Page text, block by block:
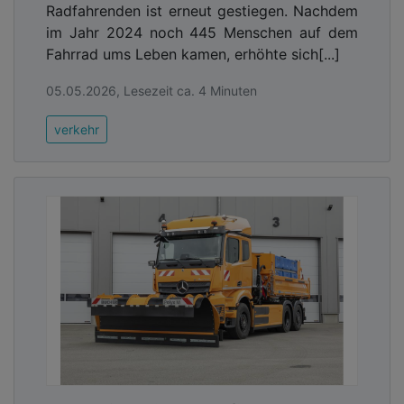
Kommunalwirtschaft!
Radfahrenden ist erneut gestiegen. Nachdem
im Jahr 2024 noch 445 Menschen auf dem
Fahrrad ums Leben kamen, erhöhte sich[...]
05.05.2026, Lesezeit ca. 4 Minuten
verkehr